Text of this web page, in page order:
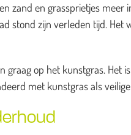
zand en grassprietjes
stond zijn verleden tijd.
graag op het kunstgras. Het
met kunstgras als